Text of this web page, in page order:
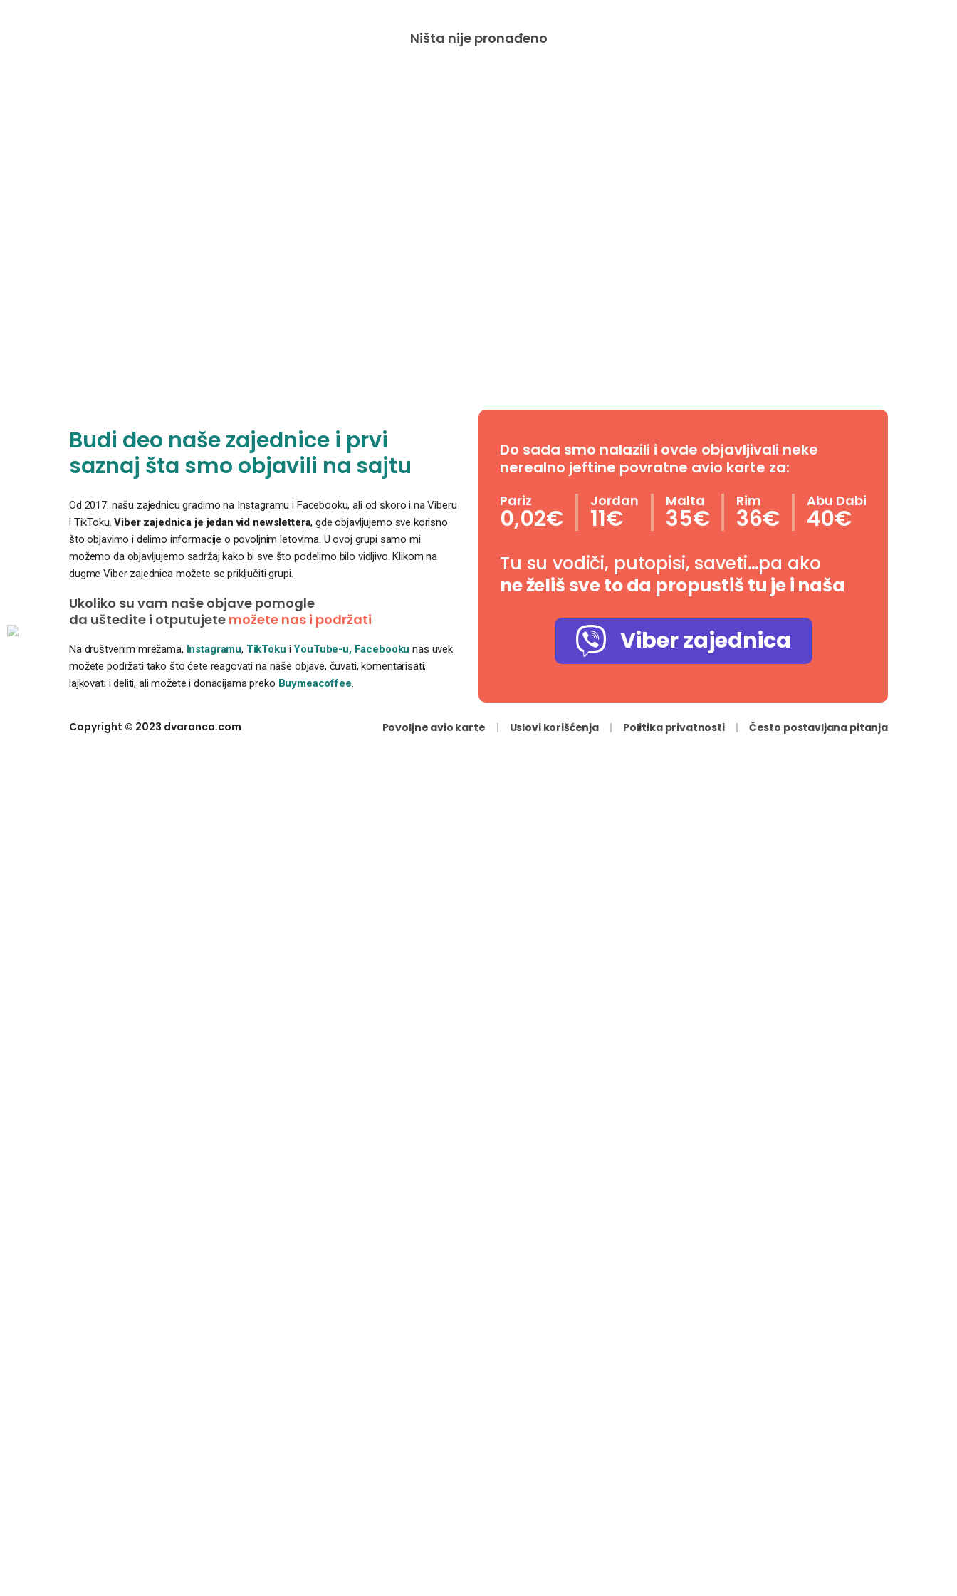
Ništa nije pronađeno
Budi deo naše zajednice i prvi
saznaj šta smo objavili na sajtu
Od 2017. našu zajednicu gradimo na Instagramu i Facebooku, ali od skoro i na Viberu
i TikToku.Viber zajednica je jedan vid newslettera, gde objavljujemo sve korisno
što objavimo i delimo informacije o povoljnim letovima. U ovoj grupi samo mi
možemo da objavljujemo sadržaj kako bi sve što podelimo bilo vidljivo. Klikom na
dugme Viber zajednica možete se priključiti grupi.
Ukoliko su vam naše objave pomogle
da uštedite i otputujete možete nas i podržati
Na društvenim mrežama, Instagramu, TikToku iYouTube-u, Facebookunas uvek
možete podržati tako što ćete reagovati na naše objave, čuvati, komentarisati,
lajkovati i deliti, ali možete i donacijama preko Buymeacoffee.
Do sada smo nalazili i ovde objavljivali neke
nerealno jeftine povratne avio karte za:
Pariz
0,02€
Jordan
11€
Malta
35€
Rim
36€
Abu Dabi
40€
Tu su vodiči, putopisi, saveti…pa ako
ne želiš sve to da propustiš tu je i naša
Viber zajednica
Copyright © 2023 dvaranca.com Povoljne avio karte Uslovi korišćenja Politika privatnosti Često postavljana pitanja